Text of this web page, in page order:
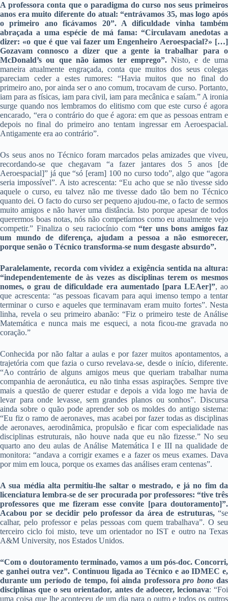
A professora conta que o paradigma do curso nos seus primeiros
anos era muito diferente do atual: “entrávamos 35, mas logo após
o primeiro ano ficávamos 20”. A dificuldade vinha também
abraçada a uma espécie de má fama: “Circulavam anedotas a
dizer: «o que é que vai fazer um Engenheiro Aeroespacial?» […]
Gozavam connosco a dizer que a gente ia trabalhar para o
McDonald’s ou que não íamos ter emprego”.Nisto, e de uma
maneira atualmente engraçada, conta que muitos dos seus colegas
pareciam ceder a estes rumores: “Havia muitos que no final do
primeiro ano, por ainda ser o ano comum, trocavam de curso. Portanto,
iam para as físicas, iam para civil, iam para mecânica e saíam.” A ironia
surge quando nos lembramos do elitismo com que este curso é agora
encarado, “era o contrário do que é agora: em que as pessoas entram e
depois no final do primeiro ano tentam ingressar em Aeroespacial.
Antigamente era ao contrário”.
Os seus anos no Técnico foram marcados pelas amizades que viveu,
recordando-se que chegavam “a fazer jantares dos 5 anos [de
Aeroespacial]” já que “só [eram] 100 no curso todo”, algo que “agora
seria impossível”. A isto acrescenta: “Eu acho que se não tivesse sido
aquele o curso, eu talvez não me tivesse dado tão bem no Técnico
quanto dei. O facto do curso ser pequeno ajudou-me, o facto de sermos
muito amigos e não haver uma distância. Isto porque apesar de todos
querermos boas notas, nós não competíamos como eu atualmente vejo
competir.” Finaliza o seu raciocínio com“ter uns bons amigos faz
um mundo de diferença, ajudam a pessoa a não esmorecer,
porque senão o Técnico transforma-se num desgaste absurdo”.
Paralelamente, recorda com vividez a exigência sentida na altura:
“independentemente de às vezes as disciplinas terem os mesmos
nomes, o grau de dificuldade era aumentado [para LEAer]”, ao
que acrescenta: “as pessoas ficavam para aqui imenso tempo a tentar
terminar o curso e aqueles que terminavam eram muito fortes”. Nesta
linha, revela o seu primeiro abanão: “Fiz o primeiro teste de Análise
Matemática e nunca mais me esqueci, a nota ficou-me gravada no
coração.”
Conhecida por não faltar a aulas e por fazer muitos apontamentos, a
trajetória com que fazia o curso revelava-se, desde o início, diferente.
“Ao contrário de alguns amigos meus que queriam trabalhar numa
companhia de aeronáutica, eu não tinha essas aspirações. Sempre tive
mais a questão de querer estudar e depois a vida logo me havia de
levar para onde levasse, sem grandes planos ou sonhos”. Discursa
ainda sobre o quão pode aprender sob os moldes do antigo sistema:
“Eu fiz o ramo de aeronaves, mas acabei por fazer todas as disciplinas
de aeronaves, aerodinâmica, propulsão e ficar com especialidade nas
disciplinas estruturais, não houve nada que eu não fizesse.” No seu
quarto ano deu aulas de Análise Matemática I e III na qualidade de
monitora: “andava a corrigir exames e a fazer os meus exames. Dava
por mim em louca, porque os exames das análises eram centenas”.
A sua média alta permitiu-lhe saltar o mestrado, e já no fim da
licenciatura lembra-se de ser procurada por professores: “tive três
professores que me fizeram esse convite [para doutoramento]”.
Acabou por se decidir pelo professor da área de estruturas,“se
calhar, pelo professor e pelas pessoas com quem trabalhava”. O seu
terceiro ciclo foi misto, teve um orientador no IST e outro na Texas
A&M University, nos Estados Unidos.
“Com o doutoramento terminado, vamos a um pós-doc. Concorri,
e ganhei outra vez”. Continuou ligada ao Técnico e ao IDMEC e,
durante um período de tempo, foi ainda professorapro bonodas
disciplinas que o seu orientador, antes de adoecer, lecionava: “Foi
uma coisa que lhe aconteceu de um dia para o outro e todos os outros